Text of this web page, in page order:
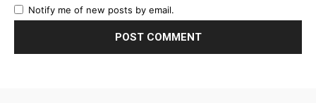
Notify me of new posts by email.